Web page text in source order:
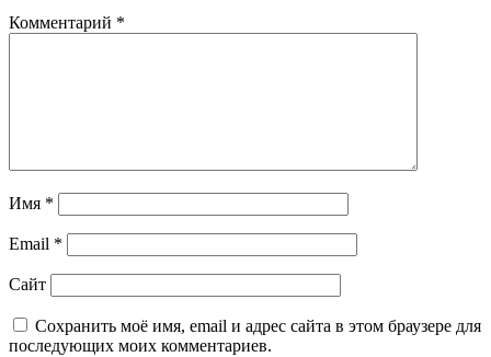
Комментарий *
Имя *
Email *
Сайт
Сохранить моё имя, email и адрес сайта в этом браузере для
последующих моих комментариев.